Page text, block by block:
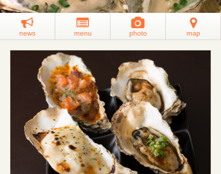
news menu photo map